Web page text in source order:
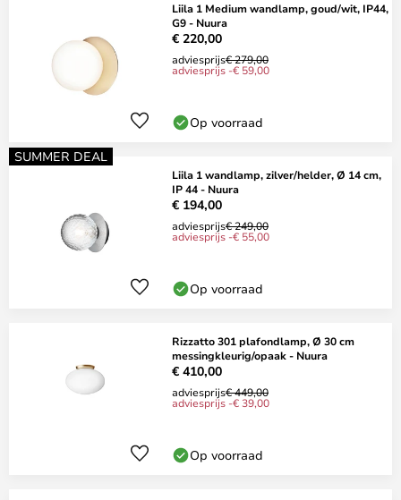
Liila 1 Medium wandlamp, goud/wit, IP44,
G9 - Nuura
€ 220,00
adviesprijs€ 279,00
adviesprijs -€ 59,00
Op voorraad
SUMMER DEAL
Liila 1 wandlamp, zilver/helder, Ø 14 cm,
IP 44 - Nuura
€ 194,00
adviesprijs€ 249,00
adviesprijs -€ 55,00
Op voorraad
Rizzatto 301 plafondlamp, Ø 30 cm
messingkleurig/opaak - Nuura
€ 410,00
adviesprijs€ 449,00
adviesprijs -€ 39,00
Op voorraad